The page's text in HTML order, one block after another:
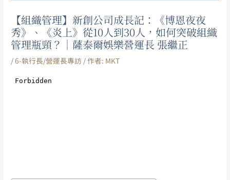
【組織管理】新創公司成長記：《博恩夜夜
秀》、《炎上》從10人到30人，如何突破組織
管理瓶頸？｜薩泰爾娛樂營運長 張繼正
/6-執行長/營運長專訪 / 作者: MKT